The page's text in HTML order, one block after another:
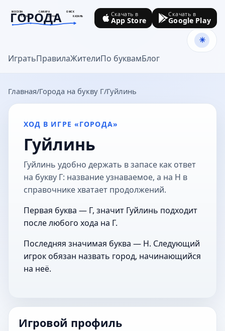
МОСКВА САМАРА
ОМСК
ТУЛА
СОЧИ КАЗАНЬ
ГОРОДА
goroda-na.ru
ИгратьПравилаЖителиПо буквамБлог
Скачать в
App Store
Скачать в
Google Play
Главная Города на букву Г Гуйлинь
ХОД В ИГРЕ «ГОРОДА»
Гуйлинь
Гуйлинь удобно держать в запасе как ответ
на букву Г: название узнаваемое, а на Н в
справочнике хватает продолжений.
Первая буква — Г, значит Гуйлинь подходит
после любого хода на Г.
Последняя значимая буква — Н. Следующий
игрок обязан назвать город, начинающийся
на неё.
Игровой профиль